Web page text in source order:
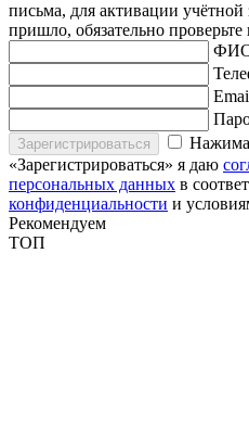
письма, для активации
пришло, обязательно
Зарегистрироваться
«Зарегистрироваться» я даю
персональных данных в
конфиденциальности и
Рекомендуем
ТОП